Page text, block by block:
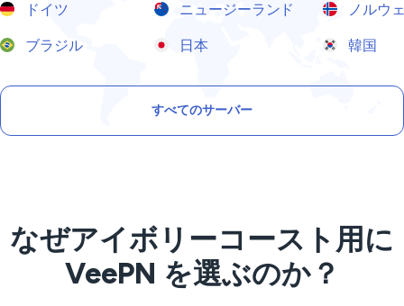
ドイツ ニュージーランド ノルウ
ブラジル 日本 韓国
すべてのサーバー
なぜアイボリーコースト用に
VeePN を選ぶのか？